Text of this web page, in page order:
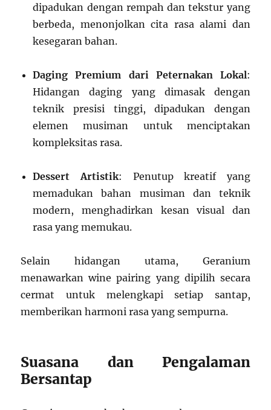
dipadukan dengan rempah dan tekstur yang
berbeda, menonjolkan cita rasa alami dan
kesegaran bahan.
Daging Premium dari Peternakan Lokal:
Hidangan daging yang dimasak dengan
teknik presisi tinggi, dipadukan dengan
elemen musiman untuk menciptakan
kompleksitas rasa.
Dessert Artistik: Penutup kreatif yang
memadukan bahan musiman dan teknik
modern, menghadirkan kesan visual dan
rasa yang memukau.
Selain hidangan utama, Geranium
menawarkan wine pairing yang dipilih secara
cermat untuk melengkapi setiap santap,
memberikan harmoni rasa yang sempurna.
Suasana dan Pengalaman
Bersantap